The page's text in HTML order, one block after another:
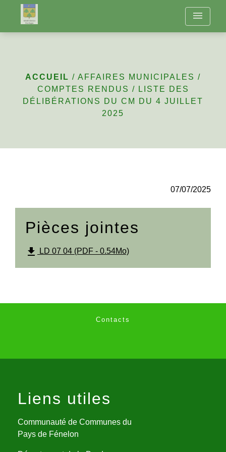
menu
Liste des délibérations
ACCUEIL / AFFAIRES MUNICIPALES /
COMPTES RENDUS / LISTE DES
DÉLIBÉRATIONS DU CM DU 4 JUILLET
2025
07/07/2025
Pièces jointes
file_download LD 07 04 (PDF - 0.54Mo)
Contacts
Liens utiles
Communauté de Communes du
Pays de Fénelon